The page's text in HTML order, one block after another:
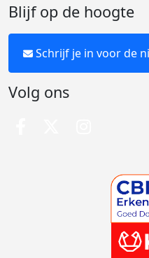
Blijf op de hoogte
Schrijf je in voor de
Volg ons